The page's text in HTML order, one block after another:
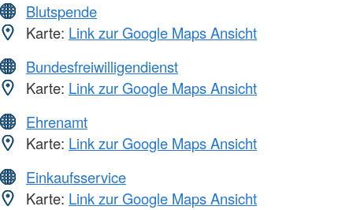
Blutspende
Karte: Link zur Google Maps Ansicht
Bundesfreiwilligendienst
Karte: Link zur Google Maps Ansicht
Ehrenamt
Karte: Link zur Google Maps Ansicht
Einkaufsservice
Karte: Link zur Google Maps Ansicht